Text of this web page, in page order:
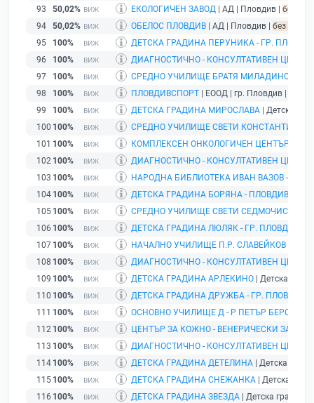
93
50,02% ЕКОЛОГИЧЕН ЗАВОД | АД | Пловдив | без
94
50,02% ОБЕЛОС ПЛОВДИВ | АД | Пловдив | без
95
100%
ДЕТСКА ГРАДИНА ПЕРУНИКА - ГР.
96
100%
ДИАГНОСТИЧНО - КОНСУЛТАТИВЕН
97
100%
СРЕДНО УЧИЛИЩЕ БРАТЯ МИЛАДИНОВИ -
98
100% ПЛОВДИВСПОРТ | ЕООД | гр. Пловдив |
99
100% ДЕТСКА ГРАДИНА МИРОСЛАВА | Детска
100 100%
СРЕДНО УЧИЛИЩЕ СВЕТИ КОНСТАНТИН -
101 100%
КОМПЛЕКСЕН ОНКОЛОГИЧЕН ЦЕНТЪР -
102 100%
ДИАГНОСТИЧНО - КОНСУЛТАТИВЕН
103 100%
НАРОДНА БИБЛИОТЕКА ИВАН ВАЗОВ -
104 100% ДЕТСКА ГРАДИНА БОРЯНА - ПЛОВДИВ
105 100%
СРЕДНО УЧИЛИЩЕ СВЕТИ
106 100% ДЕТСКА ГРАДИНА ЛЮЛЯК - ГР. ПЛОВДИВ
107 100%
НАЧАЛНО УЧИЛИЩЕ П.Р. СЛАВЕЙКОВ - ГР.
108 100%
ДИАГНОСТИЧНО - КОНСУЛТАТИВЕН
109 100% ДЕТСКА ГРАДИНА АРЛЕКИНО | Детска
110 100% ДЕТСКА ГРАДИНА ДРУЖБА - ГР. ПЛОВДИВ
111 100%
ОСНОВНО УЧИЛИЩЕ Д - Р ПЕТЪР БЕРОН -
112 100%
ЦЕНТЪР ЗА КОЖНО - ВЕНЕРИЧЕСКИ
113 100%
ДИАГНОСТИЧНО - КОНСУЛТАТИВЕН ЦЕНТЪР
114 100% ДЕТСКА ГРАДИНА ДЕТЕЛИНА | Детска
115 100% ДЕТСКА ГРАДИНА СНЕЖАНКА | Детска
116 100% ДЕТСКА ГРАДИНА ЗВЕЗДА | Детска